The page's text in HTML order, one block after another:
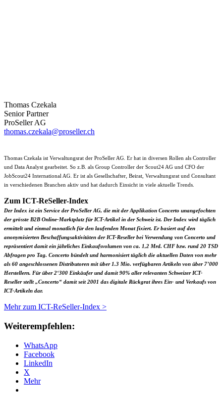
Thomas Czekala
Senior Partner
ProSeller AG
thomas.czekala@proseller.ch
Thomas Czekala ist Verwaltungsrat der ProSeller AG. Er hat in diversen Rollen als Controller
und Data Analyst gearbeitet. So z.B. als Group Controller der Scout24 AG und CFO der
JobScout24 International AG. Er ist als Gesellschafter, Beirat, Verwaltungsrat und Consultant
in verschiedenen Branchen aktiv und hat dadurch Einsicht in viele aktuelle Trends.
Zum ICT-ReSeller-Index
Der Index ist ein Service der ProSeller AG, die mit der Applikation Concerto unangefochten
der grösste B2B Online-Marktplatz für ICT-Artikel in der Schweiz ist. Der Index wird täglich
ermittelt und einmal monatlich für den laufenden Monat fixiert. Er basiert auf den
anonymisierten Beschaffungsaktivitäten der ICT-Reseller bei Verwendung von Concerto und
repräsentiert damit ein jährliches Einkaufsvolumen von ca. 1,2 Mrd. CHF bzw. rund 20 TSD
Abfragen pro Tag. Concerto bündelt und harmonisiert täglich die aktuellen Daten von mehr
als 60 angeschlossenen Distributoren mit über 1.3 Mio. verfügbaren Artikeln von über 7’000
Herstellern. Für über 2‘300 Einkäufer und damit 90% aller relevanten Schweizer ICT-
Reseller stellt „Concerto“ damit seit 2001 das digitale Rückgrat ihres Ein- und Verkaufs von
ICT-Artikeln dar.
Mehr zum ICT-ReSeller-Index >
Weiterempfehlen:
WhatsApp
Facebook
LinkedIn
X
Mehr